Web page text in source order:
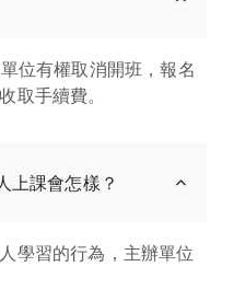
位有權取消開班，報名
取手續費。
上課會怎樣？
學習的行為，主辦單位